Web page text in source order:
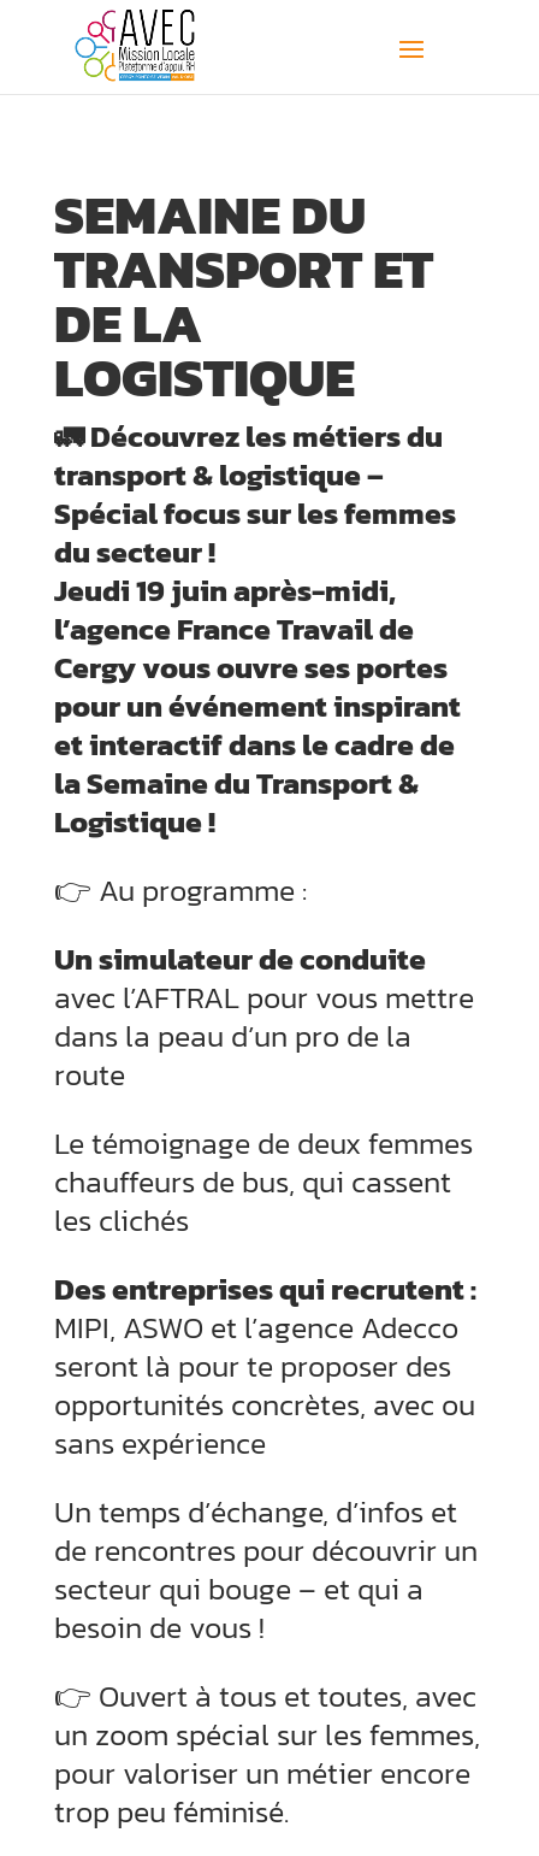
SEMAINE DU
TRANSPORT ET
DE LA
LOGISTIQUE
🚛 Découvrez les métiers du
transport & logistique –
Spécial focus sur les femmes
du secteur !
Jeudi 19 juin après-midi,
l’agence France Travail de
Cergy vous ouvre ses portes
pour un événement inspirant
et interactif dans le cadre de
la Semaine du Transport &
Logistique !
👉 Au programme :
Un simulateur de conduite
avec l’AFTRAL pour vous mettre
dans la peau d’un pro de la
route
Le témoignage de deux femmes
chauffeurs de bus, qui cassent
les clichés
Des entreprises qui recrutent :
MIPI, ASWO et l’agence Adecco
seront là pour te proposer des
opportunités concrètes, avec ou
sans expérience
Un temps d’échange, d’infos et
de rencontres pour découvrir un
secteur qui bouge – et qui a
besoin de vous !
👉 Ouvert à tous et toutes, avec
un zoom spécial sur les femmes,
pour valoriser un métier encore
trop peu féminisé.